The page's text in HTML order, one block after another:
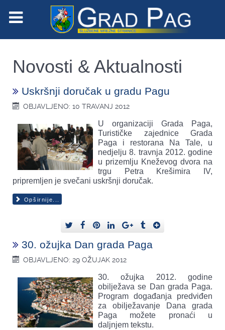
Novosti & Aktualnosti
Uskršnji doručak u gradu Pagu
OBJAVLJENO: 10 TRAVANJ 2012
U organizaciji Grada Paga,
Turističke zajednice Grada
Paga i restorana Na Tale, u
nedjelju 8. travnja 2012. godine
u prizemlju Kneževog dvora na
trgu Petra Krešimira IV,
pripremljen je svečani uskršnji doručak.
Opširnije...
30. ožujka Dan grada Paga
OBJAVLJENO: 29 OŽUJAK 2012
30. ožujka 2012. godine
obilježava se Dan grada Paga.
Program događanja predviđen
za obilježavanje Dana grada
Paga možete pronaći u
daljnjem tekstu.